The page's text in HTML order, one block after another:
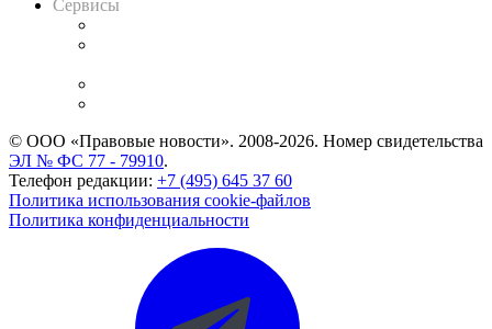
Сервисы
© ООО «Правовые новости». 2008-2026. Номер свидетельства
ЭЛ № ФС 77 - 79910.
Телефон редакции: +7 (495) 645 37 60
Политика использования cookie-файлов
Политика конфиденциальности